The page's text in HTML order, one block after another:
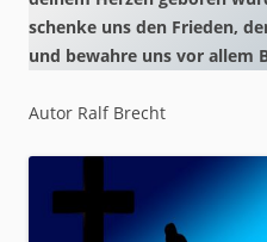
schenke uns den Frieden,
und bewahre uns vor allem
Autor Ralf Brecht